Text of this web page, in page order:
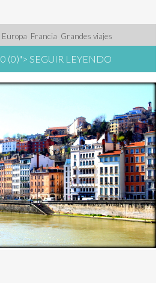
Europa Francia Grandes viajes
0 (0)"> SEGUIR LEYENDO